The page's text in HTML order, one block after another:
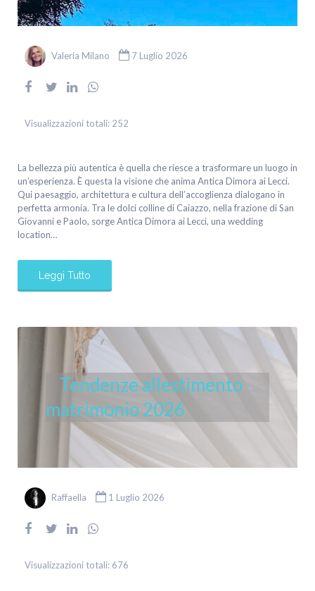
Valeria Milano 7 Luglio 2026
Visualizzazioni totali: 252
La bellezza più autentica è quella che riesce a trasformare un luogo in
un’esperienza. È questa la visione che anima Antica Dimora ai Lecci.
Qui paesaggio, architettura e cultura dell’accoglienza dialogano in
perfetta armonia. Tra le dolci colline di Caiazzo, nella frazione di San
Giovanni e Paolo, sorge Antica Dimora ai Lecci, una wedding
location…
Leggi Tutto
Tendenze allestimento
matrimonio 2026
Raffaella 1 Luglio 2026
Visualizzazioni totali: 676